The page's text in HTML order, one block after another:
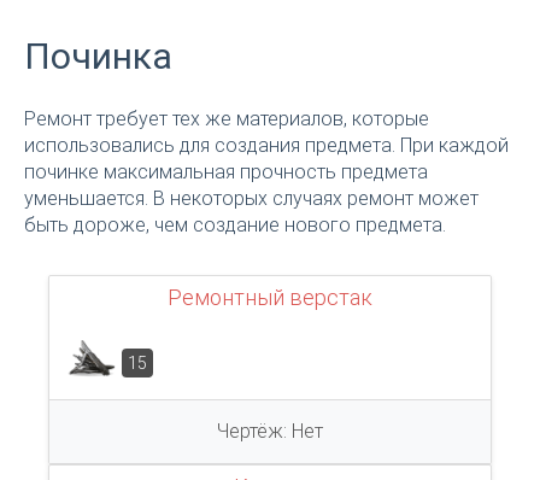
Починка
Ремонт требует тех же материалов, которые
использовались для создания предмета. При каждой
починке максимальная прочность предмета
уменьшается. В некоторых случаях ремонт может
быть дороже, чем создание нового предмета.
Ремонтный верстак
15
Чертёж: Нет